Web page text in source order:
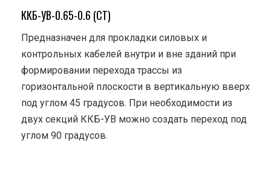
ККБ-УВ-0.65-0.6 (СТ)
Предназначен для прокладки силовых и
контрольных кабелей внутри и вне зданий при
формировании перехода трассы из
горизонтальной плоскости в вертикальную вверх
под углом 45 градусов. При необходимости из
двух секций ККБ-УВ можно создать переход под
углом 90 градусов.